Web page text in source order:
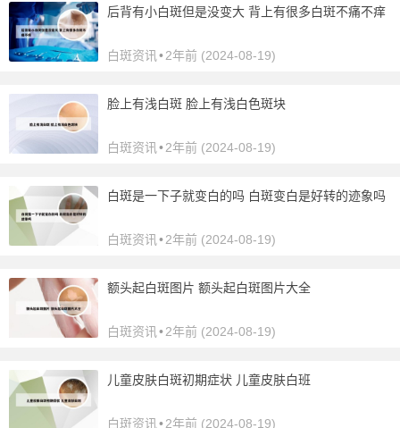
后背有小白斑但是没变大 背上有很多白斑不痛不痒
白斑资讯 •2年前 (2024-08-19)
脸上有浅白斑 脸上有浅白色斑块
白斑资讯 •2年前 (2024-08-19)
白斑是一下子就变白的吗 白斑变白是好转的迹象吗
白斑资讯 •2年前 (2024-08-19)
额头起白斑图片 额头起白斑图片大全
白斑资讯 •2年前 (2024-08-19)
儿童皮肤白斑初期症状 儿童皮肤白班
白斑资讯 •2年前 (2024-08-19)